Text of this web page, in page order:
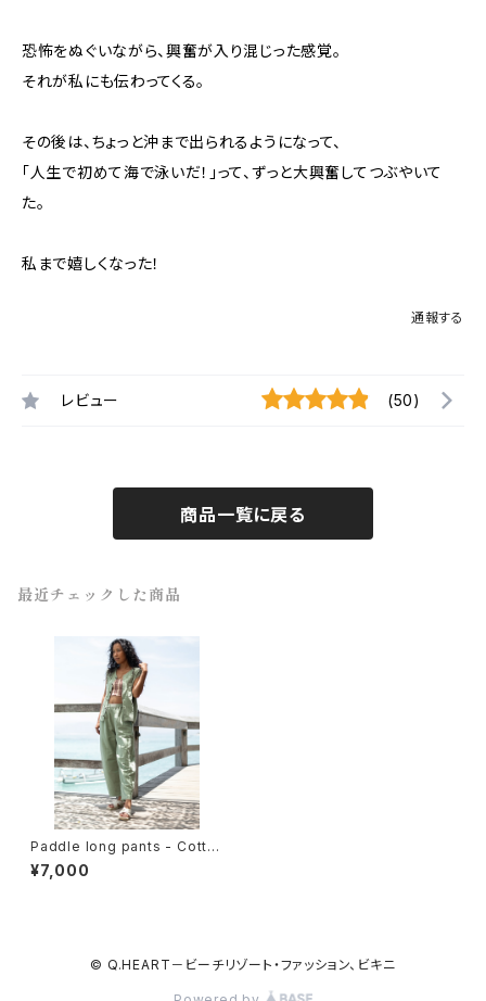
恐怖をぬぐいながら、興奮が入り混じった感覚。
それが私にも伝わってくる。
その後は、ちょっと沖まで出られるようになって、
「人生で初めて海で泳いだ！」って、ずっと大興奮してつぶやいて
た。
私まで嬉しくなった！
通報する
レビュー (50)
商品一覧に戻る
最近チェックした商品
Paddle long pants - Cotto
n
¥7,000
© Q.HEART－ビーチリゾート・ファッション、ビキニ